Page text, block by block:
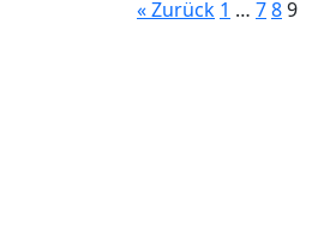
« Zurück 1 … 789